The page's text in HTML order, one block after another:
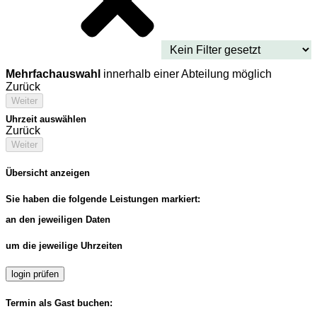
Mehrfachauswahl innerhalb einer Abteilung möglich
Zurück
Weiter
Uhrzeit auswählen
Zurück
Weiter
Übersicht anzeigen
Sie haben die folgende Leistungen markiert:
an den jeweiligen Daten
um die jeweilige Uhrzeiten
login prüfen
Termin als Gast buchen: